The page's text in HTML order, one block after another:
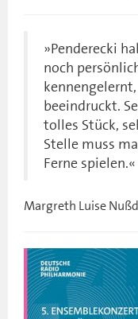
»Penderecki
noch
beeindruckt.
tolles Stück,
Stelle muss
Ferne spielen.«
Margreth Luise